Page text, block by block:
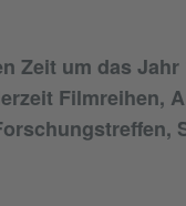
Zeit um das
Filmreihen,